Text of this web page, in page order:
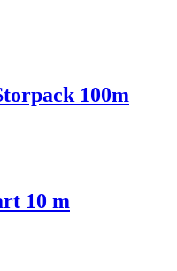
100m
10 m